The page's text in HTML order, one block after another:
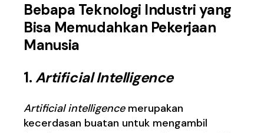
Bebapa Teknologi Industri yang
Bisa Memudahkan Pekerjaan
Manusia
1.Artificial Intelligence
Artificial intelligencemerupakan
kecerdasan buatan untuk mengambil